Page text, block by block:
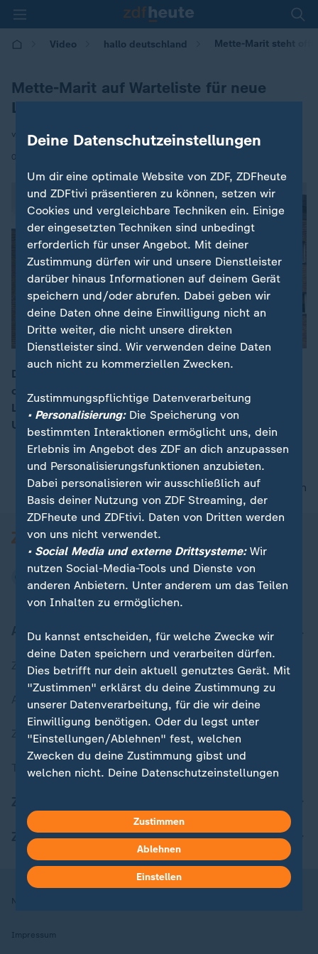
Video hallo deutschland Mette-Marit steht
Mette-Marit auf Warteliste für neue
Lunge
von Caroline Hermann
05.06.2026 | 11:45
00:17
Die norwegische Kronprinzessin Mette-Marit steht nun
offiziell auf der Warteliste für eine
Lungentransplantation. Sie wurde in der
Universitätsklinik in Oslo gesehen. Die Lage sei ernst.
nach oben
Aktuell bei ZDFheute
Zuletzt veröffentlicht
Aktuelle Sendungs-Videos
ZDFheute Stories
Themen im Überblick
ZDFheute Apps
Nutzungsbedingungen
Impressum
Deine Datenschutzeinstellungen
Um dir eine optimale Website von ZDF, ZDFheute
und ZDFtivi präsentieren zu können, setzen wir
Cookies und vergleichbare Techniken ein. Einige
der eingesetzten Techniken sind unbedingt
erforderlich für unser Angebot. Mit deiner
Zustimmung dürfen wir und unsere Dienstleister
darüber hinaus Informationen auf deinem Gerät
speichern und/oder abrufen. Dabei geben wir
deine Daten ohne deine Einwilligung nicht an
Dritte weiter, die nicht unsere direkten
Dienstleister sind. Wir verwenden deine Daten
auch nicht zu kommerziellen Zwecken.
Zustimmungspflichtige Datenverarbeitung
• Personalisierung:Die Speicherung von
bestimmten Interaktionen ermöglicht uns, dein
Erlebnis im Angebot des ZDF an dich anzupassen
und Personalisierungsfunktionen anzubieten.
Dabei personalisieren wir ausschließlich auf
Basis deiner Nutzung von ZDF Streaming, der
ZDFheute und ZDFtivi. Daten von Dritten werden
von uns nicht verwendet.
• Social Media und externe Drittsysteme:Wir
nutzen Social-Media-Tools und Dienste von
anderen Anbietern. Unter anderem um das Teilen
von Inhalten zu ermöglichen.
Du kannst entscheiden, für welche Zwecke wir
deine Daten speichern und verarbeiten dürfen.
Dies betrifft nur dein aktuell genutztes Gerät. Mit
"Zustimmen" erklärst du deine Zustimmung zu
unserer Datenverarbeitung, für die wir deine
Einwilligung benötigen. Oder du legst unter
"Einstellungen/Ablehnen" fest, welchen
Zwecken du deine Zustimmung gibst und
welchen nicht. Deine Datenschutzeinstellungen
Hier findest du das Impressum.
Weitere Informationen findest du in unserer
Datenschutzerklärung.
Zustimmen
Ablehnen
Einstellen